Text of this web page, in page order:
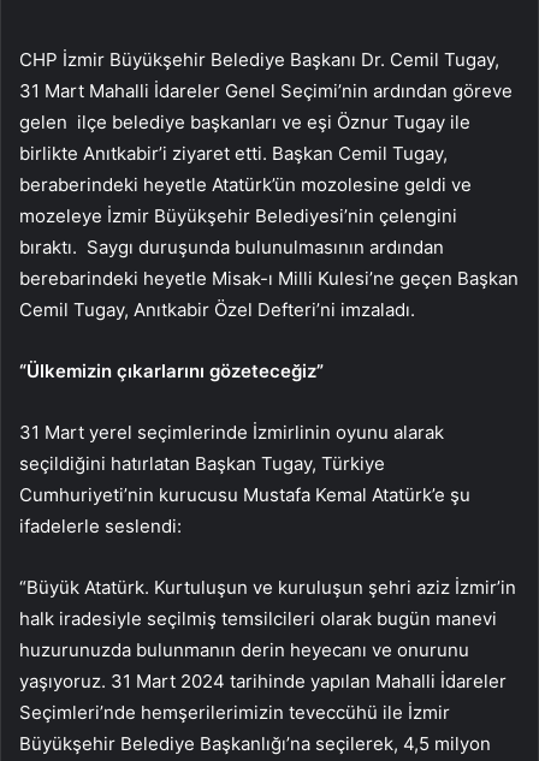
CHP İzmir Büyükşehir Belediye Başkanı Dr. Cemil Tugay,
31 Mart Mahalli İdareler Genel Seçimi’nin ardından göreve
gelen ilçe belediye başkanları ve eşi Öznur Tugay ile
birlikte Anıtkabir’i ziyaret etti. Başkan Cemil Tugay,
beraberindeki heyetle Atatürk’ün mozolesine geldi ve
mozeleye İzmir Büyükşehir Belediyesi’nin çelengini
bıraktı. Saygı duruşunda bulunulmasının ardından
berebarindeki heyetle Misak-ı Milli Kulesi’ne geçen Başkan
Cemil Tugay, Anıtkabir Özel Defteri’ni imzaladı.
“Ülkemizin çıkarlarını gözeteceğiz”
31 Mart yerel seçimlerinde İzmirlinin oyunu alarak
seçildiğini hatırlatan Başkan Tugay, Türkiye
Cumhuriyeti’nin kurucusu Mustafa Kemal Atatürk’e şu
ifadelerle seslendi:
“Büyük Atatürk. Kurtuluşun ve kuruluşun şehri aziz İzmir’in
halk iradesiyle seçilmiş temsilcileri olarak bugün manevi
huzurunuzda bulunmanın derin heyecanı ve onurunu
yaşıyoruz. 31 Mart 2024 tarihinde yapılan Mahalli İdareler
Seçimleri’nde hemşerilerimizin teveccühü ile İzmir
Büyükşehir Belediye Başkanlığı’na seçilerek, 4,5 milyon